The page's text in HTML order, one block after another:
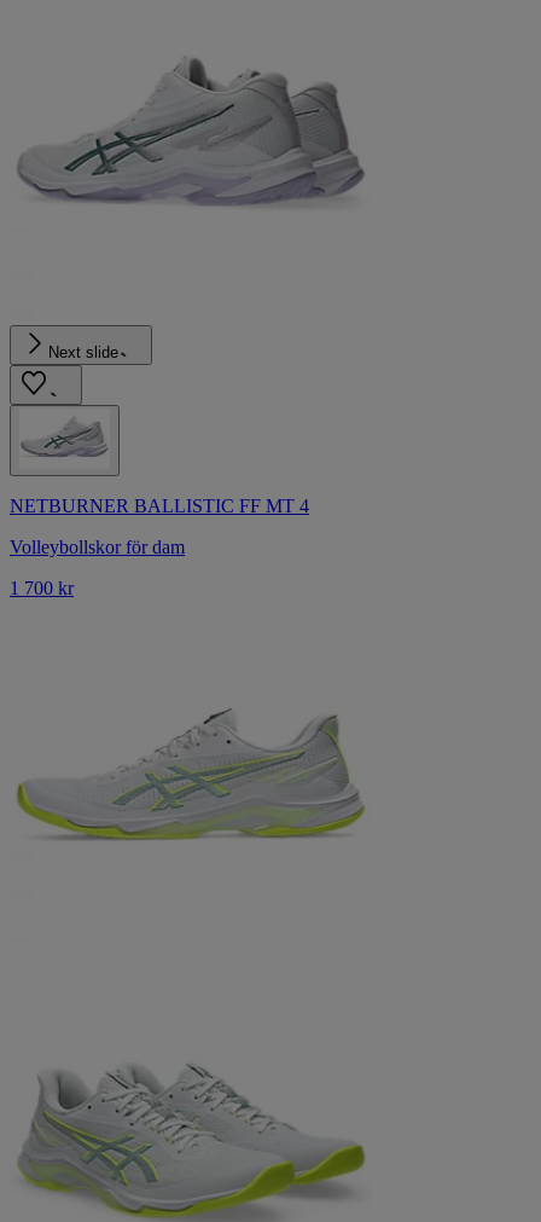
Next slide
NETBURNER BALLISTIC FF MT 4
Volleybollskor för dam
1 700 kr